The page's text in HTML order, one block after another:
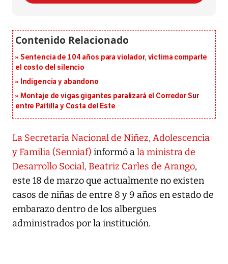
Sentencia de 104 años para violador, víctima comparte
el costo del silencio
Indigencia y abandono
Montaje de vigas gigantes paralizará el Corredor Sur
entre Paitilla y Costa del Este
La Secretaría Nacional de Niñez, Adolescencia
y Familia (Senniaf) informó ala ministra de
Desarrollo Social, Beatriz Carles de Arango,
este 18 de marzo que actualmente no existen
casos de niñas de entre 8 y 9 años en estado de
embarazo dentro de los albergues
administrados por la institución.